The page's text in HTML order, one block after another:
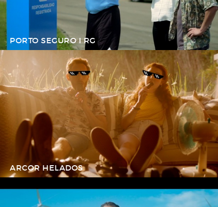
PORTO SEGURO I RG
ARCOR HELADOS